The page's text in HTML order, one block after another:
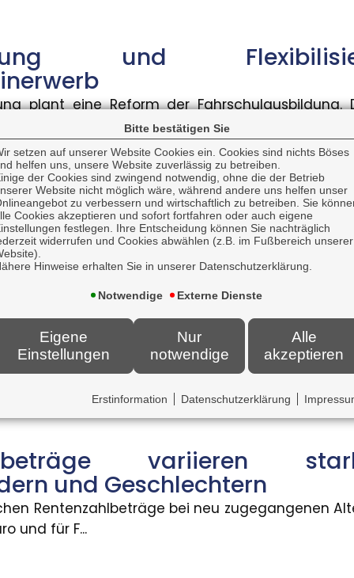
und
plant eine Reform der Fahrschulausbildung.
für...
bundesweit
Ausbildungsvergütungen sind im
In vi...
als Bildungsfaktor
verbessern Schulerfolge ? aber nicht für
be...
variieren
und Geschlechtern
Rentenzahlbeträge bei neu zugegangenen
und für F...
Bitte bestätigen Sie
setzen auf unserer Website Cookies ein. Cookies sind nichts Böses
helfen uns, unsere Website zuverlässig zu betreiben.
der Cookies sind zwingend notwendig, ohne die der Betrieb
Website nicht möglich wäre, während andere uns helfen unser
zu verbessern und wirtschaftlich zu betreiben. Sie
Cookies akzeptieren und sofort fortfahren oder auch eigene
festlegen. Ihre Entscheidung können Sie nachträglich
widerrufen und Cookies abwählen (z.B. im Fußbereich unserer
Hinweise erhalten Sie in unserer Datenschutzerklärung.
Notwendige Externe Dienste
Eigene
Einstellungen
Nur
notwendige
Alle
akzeptieren
Erstinformation Datenschutzerklärung
stark zwischen
neu zugegangenen Altersrenten betrugen 2025
Umsatz und Gewinn
Unternehmen hat sich im zweiten Quartal
Die Hälfte der
Deutschland voran. Zum 30. Juni 2026 haben
Anschlussverbindungen können den
gestiegen
in Deutschland ist zwar gesunken, dafür